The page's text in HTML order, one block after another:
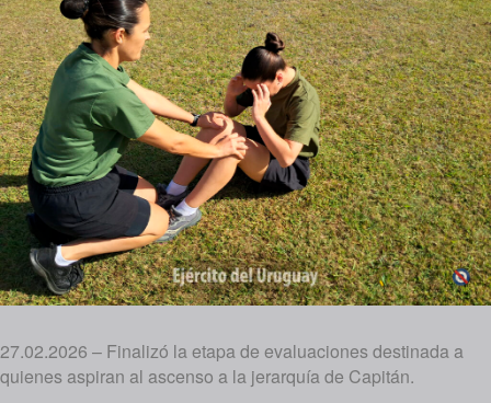
27.02.2026 – Finalizó la etapa de evaluaciones destinada a
quienes aspiran al ascenso a la jerarquía de Capitán.